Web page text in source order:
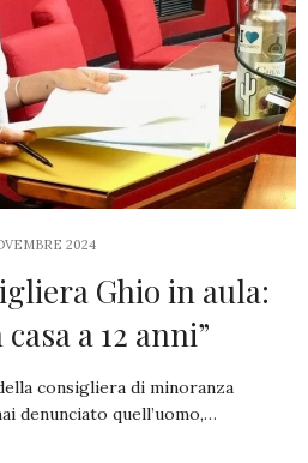
2024
Ghio in aula:
a 12 anni”
consigliera di minoranza
denunciato quell’uomo,…